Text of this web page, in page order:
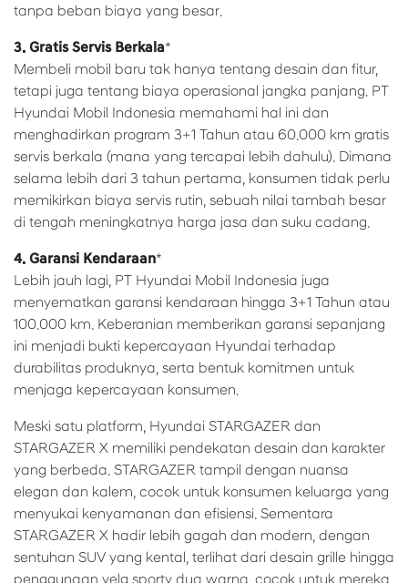
tanpa beban biaya yang besar.
3. Gratis Servis Berkala*
Membeli mobil baru tak hanya tentang desain dan fitur,
tetapi juga tentang biaya operasional jangka panjang. PT
Hyundai Mobil Indonesia memahami hal ini dan
menghadirkan program 3+1 Tahun atau 60.000 km gratis
servis berkala (mana yang tercapai lebih dahulu). Dimana
selama lebih dari 3 tahun pertama, konsumen tidak perlu
memikirkan biaya servis rutin, sebuah nilai tambah besar
di tengah meningkatnya harga jasa dan suku cadang.
4. Garansi Kendaraan*
Lebih jauh lagi, PT Hyundai Mobil Indonesia juga
menyematkan garansi kendaraan hingga 3+1 Tahun atau
100.000 km. Keberanian memberikan garansi sepanjang
ini menjadi bukti kepercayaan Hyundai terhadap
durabilitas produknya, serta bentuk komitmen untuk
menjaga kepercayaan konsumen.
Meski satu platform, Hyundai STARGAZER dan
STARGAZER X memiliki pendekatan desain dan karakter
yang berbeda. STARGAZER tampil dengan nuansa
elegan dan kalem, cocok untuk konsumen keluarga yang
menyukai kenyamanan dan efisiensi. Sementara
STARGAZER X hadir lebih gagah dan modern, dengan
sentuhan SUV yang kental, terlihat dari desain grille hingga
penggunaan velg sporty dua warna, cocok untuk mereka